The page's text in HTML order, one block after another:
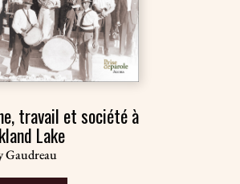
travail et société à
Lake
Gaudreau